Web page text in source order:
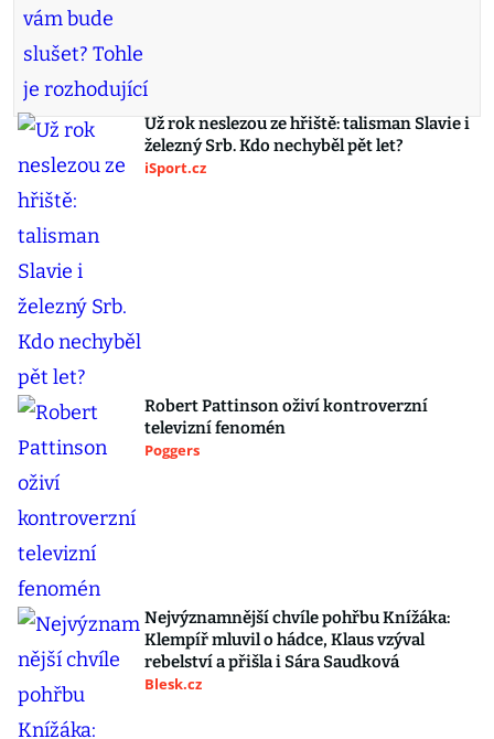
Už rok neslezou ze hřiště: talisman Slavie i
železný Srb. Kdo nechyběl pět let?
iSport.cz
Robert Pattinson oživí kontroverzní
televizní fenomén
Poggers
Nejvýznamnější chvíle pohřbu Knížáka:
Klempíř mluvil o hádce, Klaus vzýval
rebelství a přišla i Sára Saudková
Blesk.cz